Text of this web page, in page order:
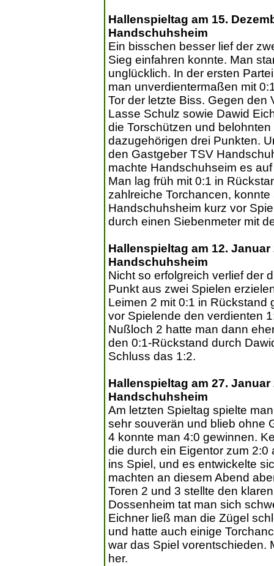
Hallenspieltag am 15.
Handschuhsheim
Ein bisschen besser lief der
Sieg einfahren konnte. Man
unglücklich. In der ersten
man unverdientermaßen mit
Tor der letzte Biss. Gegen den
Lasse Schulz sowie Dawid
die Torschützen und
dazugehörigen drei Punkten.
den Gastgeber TSV
machte Handschuhseim es
Man lag früh mit 0:1 in
zahlreiche Torchancen,
Handschuhsheim kurz vor
durch einen Siebenmeter mit
Hallenspieltag am 12.
Handschuhsheim
Nicht so erfolgreich verlief der
Punkt aus zwei Spielen
Leimen 2 mit 0:1 in Rückstand
vor Spielende den verdienten
Nußloch 2 hatte man dann
den 0:1-Rückstand durch
Schluss das 1:2.
Hallenspieltag am 27.
Handschuhsheim
Am letzten Spieltag spielte
sehr souverän und blieb ohne
4 konnte man 4:0 gewinnen.
die durch ein Eigentor zum
ins Spiel, und es entwickelte
machten an diesem Abend
Toren 2 und 3 stellte den
Dossenheim tat man sich
Eichner ließ man die Zügel
und hatte auch einige
war das Spiel vorentschieden.
her.